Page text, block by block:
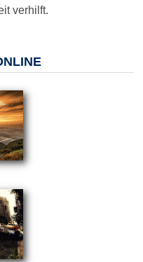
verhilft.